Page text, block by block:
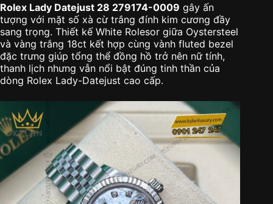
Rolex Lady Datejust 28 279174-0009 gây ấn
tượng với mặt số xà cừ trắng đính kim cương đầy
sang trọng. Thiết kế White Rolesor giữa Oystersteel
và vàng trắng 18ct kết hợp cùng vành fluted bezel
đặc trưng giúp tổng thể đồng hồ trở nên nữ tính,
thanh lịch nhưng vẫn nổi bật đúng tinh thần của
dòng Rolex Lady-Datejust cao cấp.